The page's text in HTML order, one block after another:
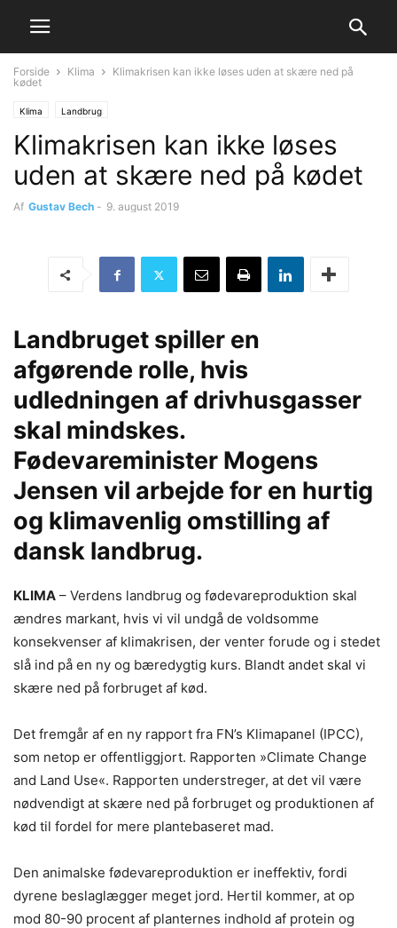
Forside Klima
Klimakrisen kan ikke løses uden at skære ned på
kødet
Klima Landbrug
Klimakrisen kan ikke løses
uden at skære ned på kødet
Af Gustav Bech - 9. august 2019
Landbruget spiller en
afgørende rolle, hvis
udledningen af drivhusgasser
skal mindskes.
Fødevareminister Mogens
Jensen vil arbejde for en hurtig
og klimavenlig omstilling af
dansk landbrug.
KLIMA – Verdens landbrug og fødevareproduktion skal
ændres markant, hvis vi vil undgå de voldsomme
konsekvenser af klimakrisen, der venter forude og i stedet
slå ind på en ny og bæredygtig kurs. Blandt andet skal vi
skære ned på forbruget af kød.
Det fremgår af en ny rapport fra FN’s Klimapanel (IPCC),
som netop er offentliggjort. Rapporten »Climate Change
and Land Use«. Rapporten understreger, at det vil være
nødvendigt at skære ned på forbruget og produktionen af
kød til fordel for mere plantebaseret mad.
Den animalske fødevareproduktion er ineffektiv, fordi
dyrene beslaglægger meget jord. Hertil kommer, at op
mod 80-90 procent af planternes indhold af protein og